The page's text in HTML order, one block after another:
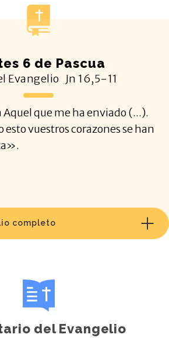
6 de Pascua
Evangelio Jn 16,5-11
que me ha enviado (...).
esto vuestros corazones se han
completo
del Evangelio